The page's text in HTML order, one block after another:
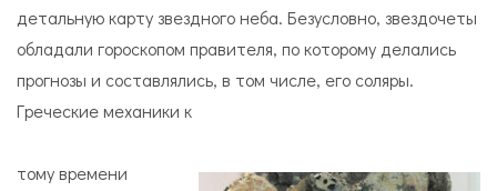
детальную карту звездного неба. Безусловно, звездочеты
обладали гороскопом правителя, по которому делались
прогнозы и составлялись, в том числе, его соляры.
Греческие механики к
тому времени